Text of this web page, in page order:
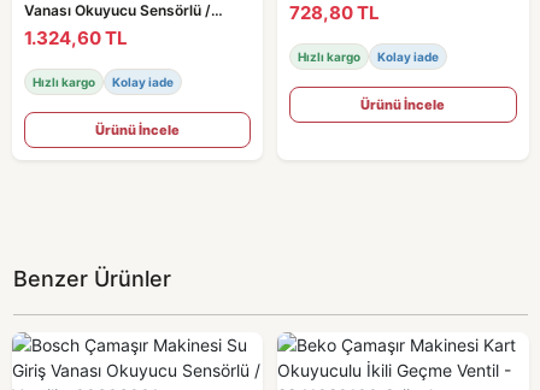
Vanası Okuyucu Sensörlü /
Ventili
1.324,60 TL
Hızlı kargo Kolay iade
Ürünü İncele
728,80 TL
Hızlı kargo Kolay iade
Ürünü İncele
Benzer Ürünler